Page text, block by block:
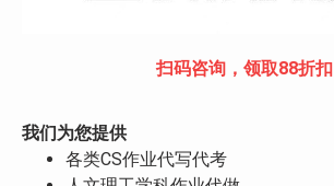
扫码咨询，领取88折扣
我们为您提供
各类CS作业代写代考